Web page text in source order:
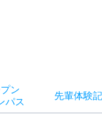
プン
パス
先輩体験記